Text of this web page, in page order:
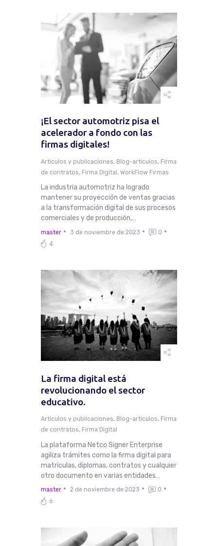
¡El sector automotriz pisa el
acelerador a fondo con las
firmas digitales!
Artículos y publicaciones, Blog-articulos, Firma
de contratos, Firma Digital, WorkFlow Firmas
La industria automotriz ha logrado
mantener su proyección de ventas gracias
a la transformación digital de sus procesos
comerciales y de producción,…
master 3 de noviembre de 2023
0
4
La firma digital está
revolucionando el sector
educativo.
Artículos y publicaciones, Blog-articulos, Firma
de contratos, Firma Digital
La plataforma Netco Signer Enterprise
agiliza trámites como la firma digital para
matrículas, diplomas, contratos y cualquier
otro documento en varias entidades…
master 2 de noviembre de 2023
0
6